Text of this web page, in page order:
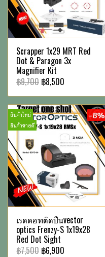
Scrapper 1x29 MRT Red
Dot & Paragon 3x
Magnifier Kit
฿9,700 ฿8,500
สินค้าใหม่
สินค้าขายดี
-8%
เรดดอทติดปืนvector
optics Frenzy-S 1x19x28
Red Dot Sight
฿7,500 ฿6,900